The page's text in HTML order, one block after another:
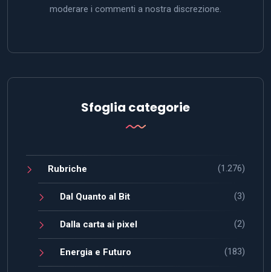
moderare i commenti a nostra discrezione.
Sfoglia categorie
Rubriche (1.276)
Dal Quanto al Bit (3)
Dalla carta ai pixel (2)
Energia e Futuro (183)